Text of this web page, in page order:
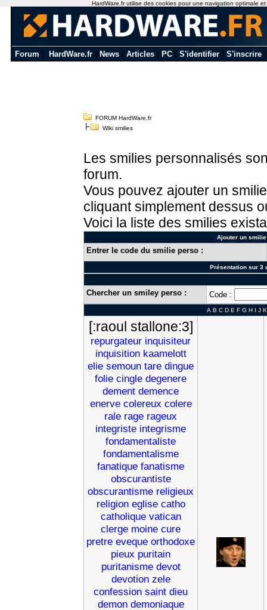
Forum HardWare.fr News Articles PC S'identifier S'inscrire
FORUM HardWare.fr
Wiki smilies
Les smilies personnalisés
forum.
Vous pouvez ajouter un
cliquant simplement dessus
Voici la liste des smilies
Ajouter un
Entrer le code du smilie perso :
Présentation sur 3
Chercher un smiley perso : Code :
A B C D E F G H I J K
[:raoul stallone:3]
repurgateur inquisiteur
inquisition kaamelott
elie semoun tare dingue
folie cingle degenere
dement demence
enerve colereux colere
rale rage rageux
integriste integrisme
fondamentaliste
fondamentalisme
fanatique fanatisme
obscurantiste
obscurantisme religieux
religion eglise catho
catholique vatican
clerge moine cure
pretre eveque orthodoxe
pieux puritain
puritanisme devot
devotion zele
confession saint dieu
demon demoniaque
HardWare.fr utilise des cookies pour une navigation optimale